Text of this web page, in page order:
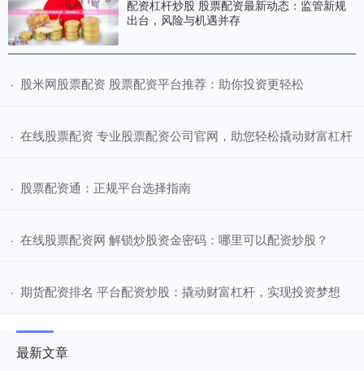
配资杠杆炒股 股票配资最新动态：监管新规
出台，风险与机遇并存
· ​股米网股票配资 股票配资平台推荐：助你投资更轻松
· ​在线股票配资 专业股票配资公司官网，助您轻松撬动财富杠杆
· ​股票配资通：正规平台选择指南
· ​在线股票配资网 解锁炒股资金密码：哪里可以配资炒股？
· ​期货配资排名 平台配资炒股：撬动财富杠杆，实现投资梦想
最新文章